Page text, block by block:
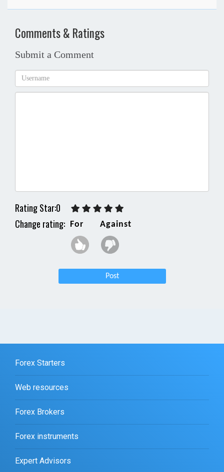
Comments & Ratings
Submit a Comment
Rating Star:0
Change rating: For Against
Post
Forex Starters
Web resources
Forex Brokers
Forex instruments
Expert Advisors